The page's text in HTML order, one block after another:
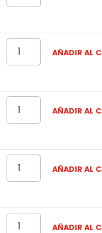
AÑADIR AL
AÑADIR AL
AÑADIR AL
AÑADIR AL